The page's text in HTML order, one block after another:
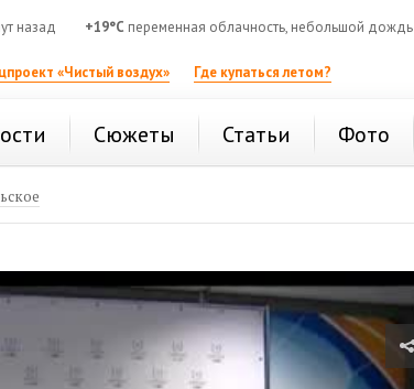
назад +19°C переменная облачность, небольшой дождь
«Чистый воздух» Где купаться летом?
Сюжеты Статьи Фото